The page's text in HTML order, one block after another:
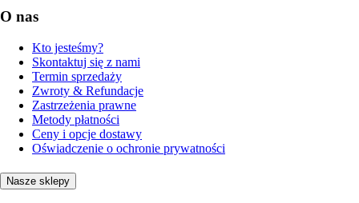
O nas
Kto jesteśmy?
Skontaktuj się z nami
Termin sprzedaży
Zwroty & Refundacje
Zastrzeżenia prawne
Metody płatności
Ceny i opcje dostawy
Oświadczenie o ochronie prywatności
Nasze sklepy